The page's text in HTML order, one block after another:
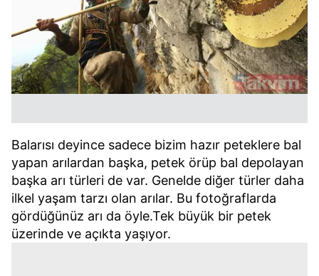
Balarısı deyince sadece bizim hazır peteklere bal
yapan arılardan başka, petek örüp bal depolayan
başka arı türleri de var. Genelde diğer türler daha
ilkel yaşam tarzı olan arılar. Bu fotoğraflarda
gördüğünüz arı da öyle.Tek büyük bir petek
üzerinde ve açıkta yaşıyor.